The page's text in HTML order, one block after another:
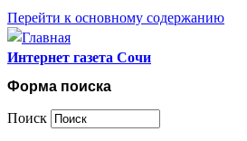
Перейти к основному содержанию
Интернет газета Сочи
Форма поиска
Поиск